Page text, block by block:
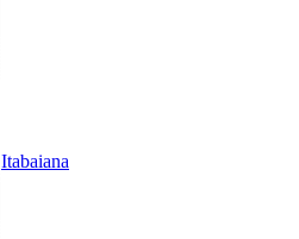
Itabaiana